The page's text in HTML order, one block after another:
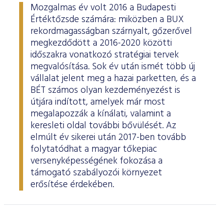
Mozgalmas év volt 2016 a Budapesti
Értéktőzsde számára: miközben a BUX
rekordmagasságban szárnyalt, gőzerővel
megkezdődött a 2016-2020 közötti
időszakra vonatkozó stratégiai tervek
megvalósítása. Sok év után ismét több új
vállalat jelent meg a hazai parketten, és a
BÉT számos olyan kezdeményezést is
útjára indított, amelyek már most
megalapozzák a kínálati, valamint a
keresleti oldal további bővülését. Az
elmúlt év sikerei után 2017-ben tovább
folytatódhat a magyar tőkepiac
versenyképességének fokozása a
támogató szabályozói környezet
erősítése érdekében.